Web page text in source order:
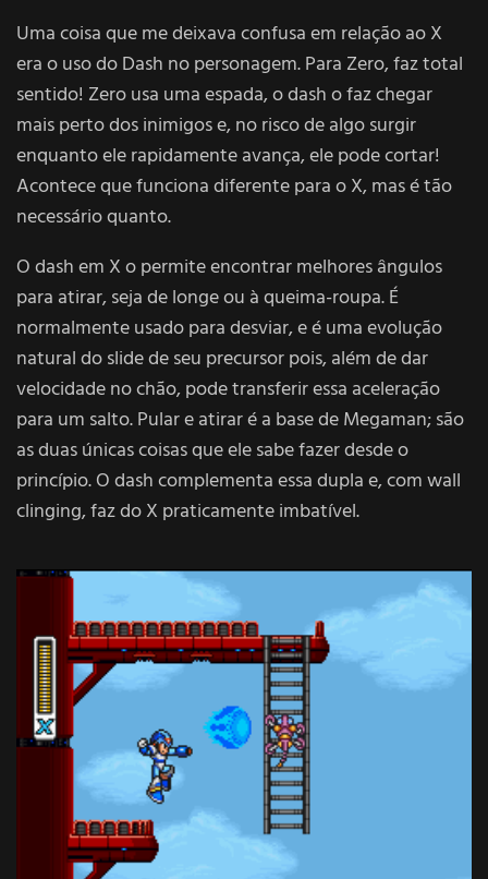
Uma coisa que me deixava confusa em relação ao X
era o uso do Dash no personagem. Para Zero, faz total
sentido! Zero usa uma espada, o dash o faz chegar
mais perto dos inimigos e, no risco de algo surgir
enquanto ele rapidamente avança, ele pode cortar!
Acontece que funciona diferente para o X, mas é tão
necessário quanto.
O dash em X o permite encontrar melhores ângulos
para atirar, seja de longe ou à queima-roupa. É
normalmente usado para desviar, e é uma evolução
natural do slide de seu precursor pois, além de dar
velocidade no chão, pode transferir essa aceleração
para um salto. Pular e atirar é a base de Megaman; são
as duas únicas coisas que ele sabe fazer desde o
princípio. O dash complementa essa dupla e, com wall
clinging, faz do X praticamente imbatível.